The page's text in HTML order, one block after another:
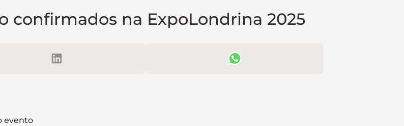
confirmados na ExpoLondrina 2025
evento